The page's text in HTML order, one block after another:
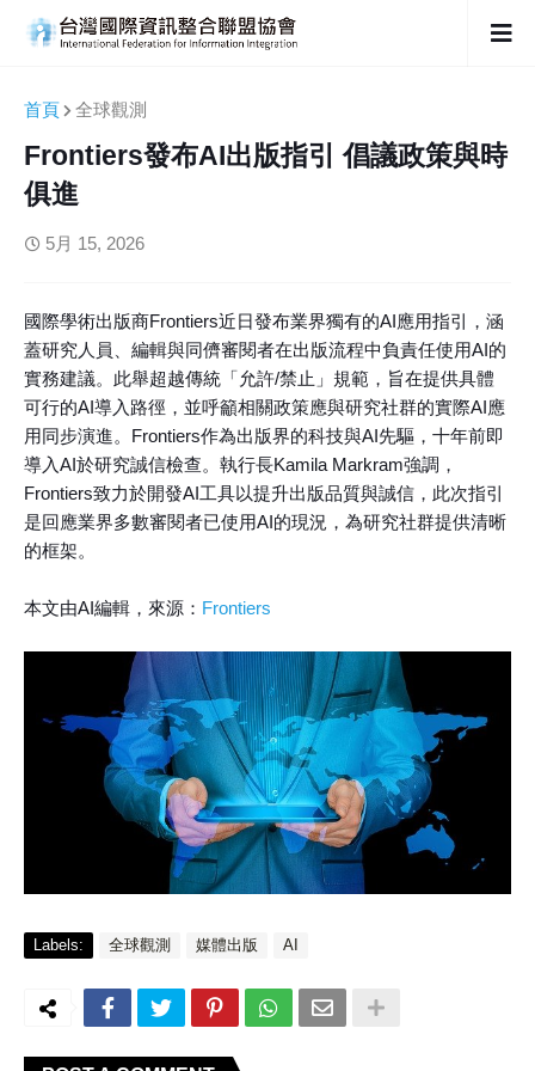
首頁 全球觀測
Frontiers發布AI出版指引 倡議政策與時
俱進
5月 15, 2026
國際學術出版商Frontiers近日發布業界獨有的AI應用指引，涵
蓋研究人員、編輯與同儕審閱者在出版流程中負責任使用AI的
實務建議。此舉超越傳統「允許/禁止」規範，旨在提供具體
可行的AI導入路徑，並呼籲相關政策應與研究社群的實際AI應
用同步演進。Frontiers作為出版界的科技與AI先驅，十年前即
導入AI於研究誠信檢查。執行長Kamila Markram強調，
Frontiers致力於開發AI工具以提升出版品質與誠信，此次指引
是回應業界多數審閱者已使用AI的現況，為研究社群提供清晰
的框架。
本文由AI編輯，來源： Frontiers
Labels: 全球觀測 媒體出版 AI